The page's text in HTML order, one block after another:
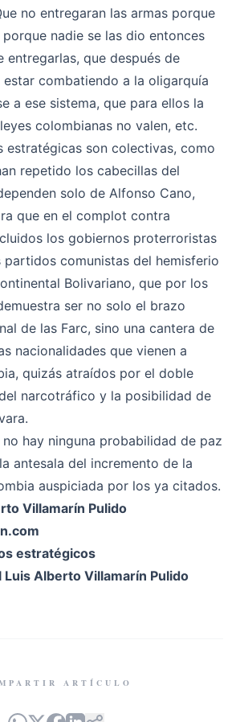
no entregaran las armas porque
nadie se las dio entonces
entregarlas, que después de
combatiendo a la oligarquía
a ese sistema, que para ellos la
colombianas no valen, etc.
son colectivas, como
repetido los cabecillas del
solo de Alfonso Cano,
que en el complot contra
los gobiernos proterroristas
comunistas del hemisferio
Bolivariano, que por los
ser no solo el brazo
de las Farc, sino una cantera de
nacionalidades que vienen a
quizás atraídos por el doble
narcotráfico y la posibilidad de
hay ninguna probabilidad de paz
antesala del incremento de la
auspiciada por los ya citados.
Villamarín Pulido
estratégicos
Alberto Villamarín Pulido
ARTÍCULO